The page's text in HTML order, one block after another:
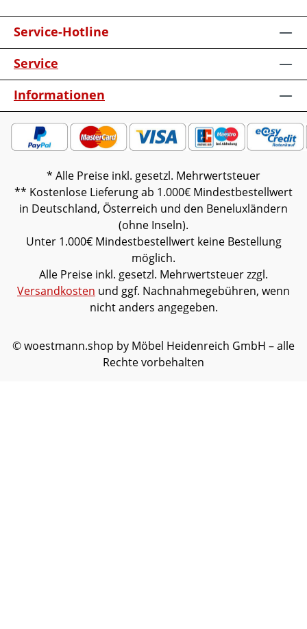
Service-Hotline
Service
Informationen
* Alle Preise inkl. gesetzl. Mehrwertsteuer
** Kostenlose Lieferung ab 1.000€ Mindestbestellwert
in Deutschland, Österreich und den Beneluxländern
(ohne Inseln).
Unter 1.000€ Mindestbestellwert keine Bestellung
möglich.
Alle Preise inkl. gesetzl. Mehrwertsteuer zzgl.
Versandkosten und ggf. Nachnahmegebühren, wenn
nicht anders angegeben.
© woestmann.shop by Möbel Heidenreich GmbH – alle
Rechte vorbehalten